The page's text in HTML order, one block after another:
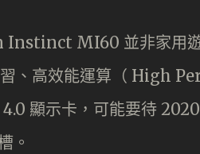
Instinct MI60 並非家用
習、高效能運算（ High
顯示卡，可能要待
。